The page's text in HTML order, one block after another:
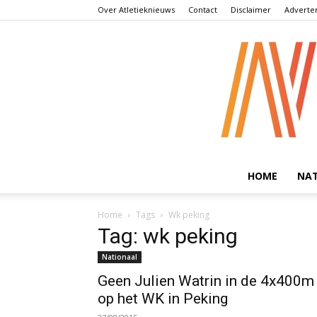
Over Atletieknieuws Contact Disclaimer
HOME
Home Tags Wk peking
Tag: wk peking
Nationaal
Geen Julien Watrin in de 4x400m
op het WK in Peking